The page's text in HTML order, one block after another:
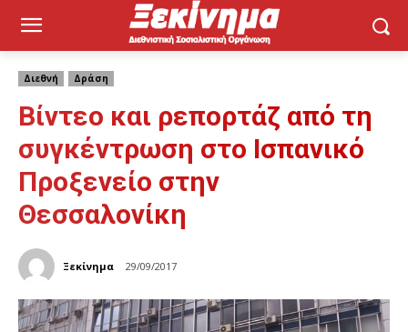
Διεθνή Δράση
Βίντεο και ρεπορτάζ από τη
συγκέντρωση στο Ισπανικό
Προξενείο στην
Θεσσαλονίκη
Ξεκίνημα 29/09/2017